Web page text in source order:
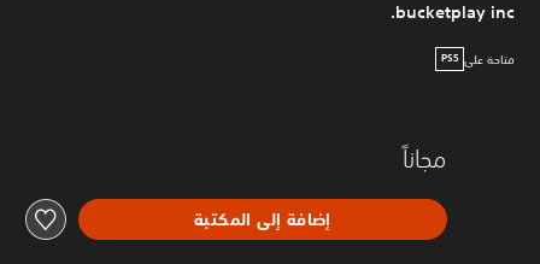
bucketplay inc.
متاحة على PS5
مجاناً
إضافة إلى المكتبة